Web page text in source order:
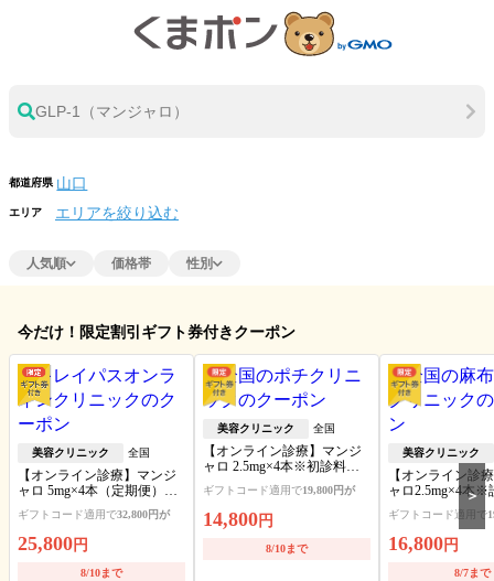
GLP-1（マンジャロ）
都道府県
エリア エリアを絞り込む
人気順 価格帯 性別
今だけ！限定割引ギフト券付きクーポン
＞
美容クリニック 全国
【オンライン診療】マンジ
ャロ 5mg×4本（定期便）※
送料・アルコール綿・診察
料込
ギフトコード適用で32,800円が
25,800 円
8/10まで
美容クリニック 全国
【オンライン診療】マンジ
ャロ 2.5mg×4本※初診料・送
ギフトコード適用で19,800円が
14,800 円
8/10まで
美容クリニック
【オンライン診
ャロ2.5mg×4本※
ート可
ギフトコード適用で
16,800 円
8/7まで